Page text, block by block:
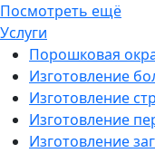
Посмотреть ещё
Услуги
Порошковая
Изготовление
Изготовление
Изготовление
Изготовление